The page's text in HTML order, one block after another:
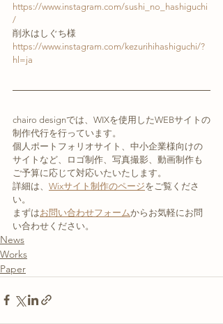
https://www.instagram.com/sushi_no_hashiguchi
/
削氷はしぐち様
https://www.instagram.com/kezurihihashiguchi/?
hl=ja
chairo designでは、WIXを使用したWEBサイトの
制作代行を行っています。
個人ポートフォリオサイト、中小企業様向けの
サイトなど、ロゴ制作、写真撮影、動画制作も
ご予算に応じて対応いたいたします。
詳細は、 Wixサイト制作のページをご覧くださ
い。
まずはお問い合わせフォームからお気軽にお問
い合わせください。
News
Works
Paper